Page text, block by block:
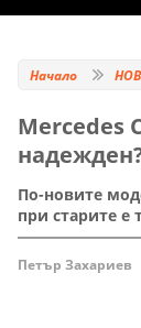
Начало
Mercedes
По-новите
при старите е
Петър Захариев